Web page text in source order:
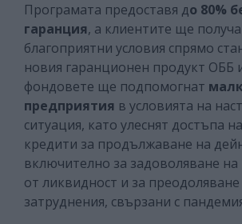
Програмата предоставя до 80%
гаранция, а клиентите ще
благоприятни условия спрямо
новия гаранционен продукт ОББ
фондовете ще подпомогнат
предприятия в условията на
ситуация, като улеснят достъпа
кредити за продължаване на
включително за задоволяване
от ликвидност и за
затруднения, свързани с